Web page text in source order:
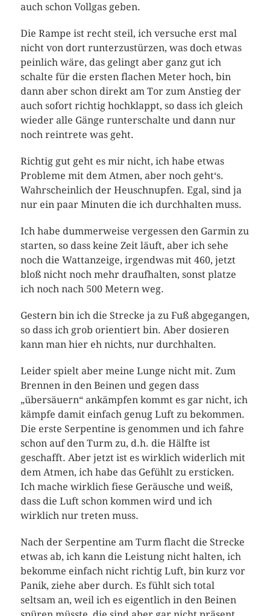
auch schon Vollgas geben.
Die Rampe ist recht steil, ich versuche erst mal
nicht von dort runterzustürzen, was doch etwas
peinlich wäre, das gelingt aber ganz gut ich
schalte für die ersten flachen Meter hoch, bin
dann aber schon direkt am Tor zum Anstieg der
auch sofort richtig hochklappt, so dass ich gleich
wieder alle Gänge runterschalte und dann nur
noch reintrete was geht.
Richtig gut geht es mir nicht, ich habe etwas
Probleme mit dem Atmen, aber noch geht‘s.
Wahrscheinlich der Heuschnupfen. Egal, sind ja
nur ein paar Minuten die ich durchhalten muss.
Ich habe dummerweise vergessen den Garmin zu
starten, so dass keine Zeit läuft, aber ich sehe
noch die Wattanzeige, irgendwas mit 460, jetzt
bloß nicht noch mehr draufhalten, sonst platze
ich noch nach 500 Metern weg.
Gestern bin ich die Strecke ja zu Fuß abgegangen,
so dass ich grob orientiert bin. Aber dosieren
kann man hier eh nichts, nur durchhalten.
Leider spielt aber meine Lunge nicht mit. Zum
Brennen in den Beinen und gegen dass
„übersäuern“ ankämpfen kommt es gar nicht, ich
kämpfe damit einfach genug Luft zu bekommen.
Die erste Serpentine is genommen und ich fahre
schon auf den Turm zu, d.h. die Hälfte ist
geschafft. Aber jetzt ist es wirklich widerlich mit
dem Atmen, ich habe das Gefühlt zu ersticken.
Ich mache wirklich fiese Geräusche und weiß,
dass die Luft schon kommen wird und ich
wirklich nur treten muss.
Nach der Serpentine am Turm flacht die Strecke
etwas ab, ich kann die Leistung nicht halten, ich
bekomme einfach nicht richtig Luft, bin kurz vor
Panik, ziehe aber durch. Es fühlt sich total
seltsam an, weil ich es eigentlich in den Beinen